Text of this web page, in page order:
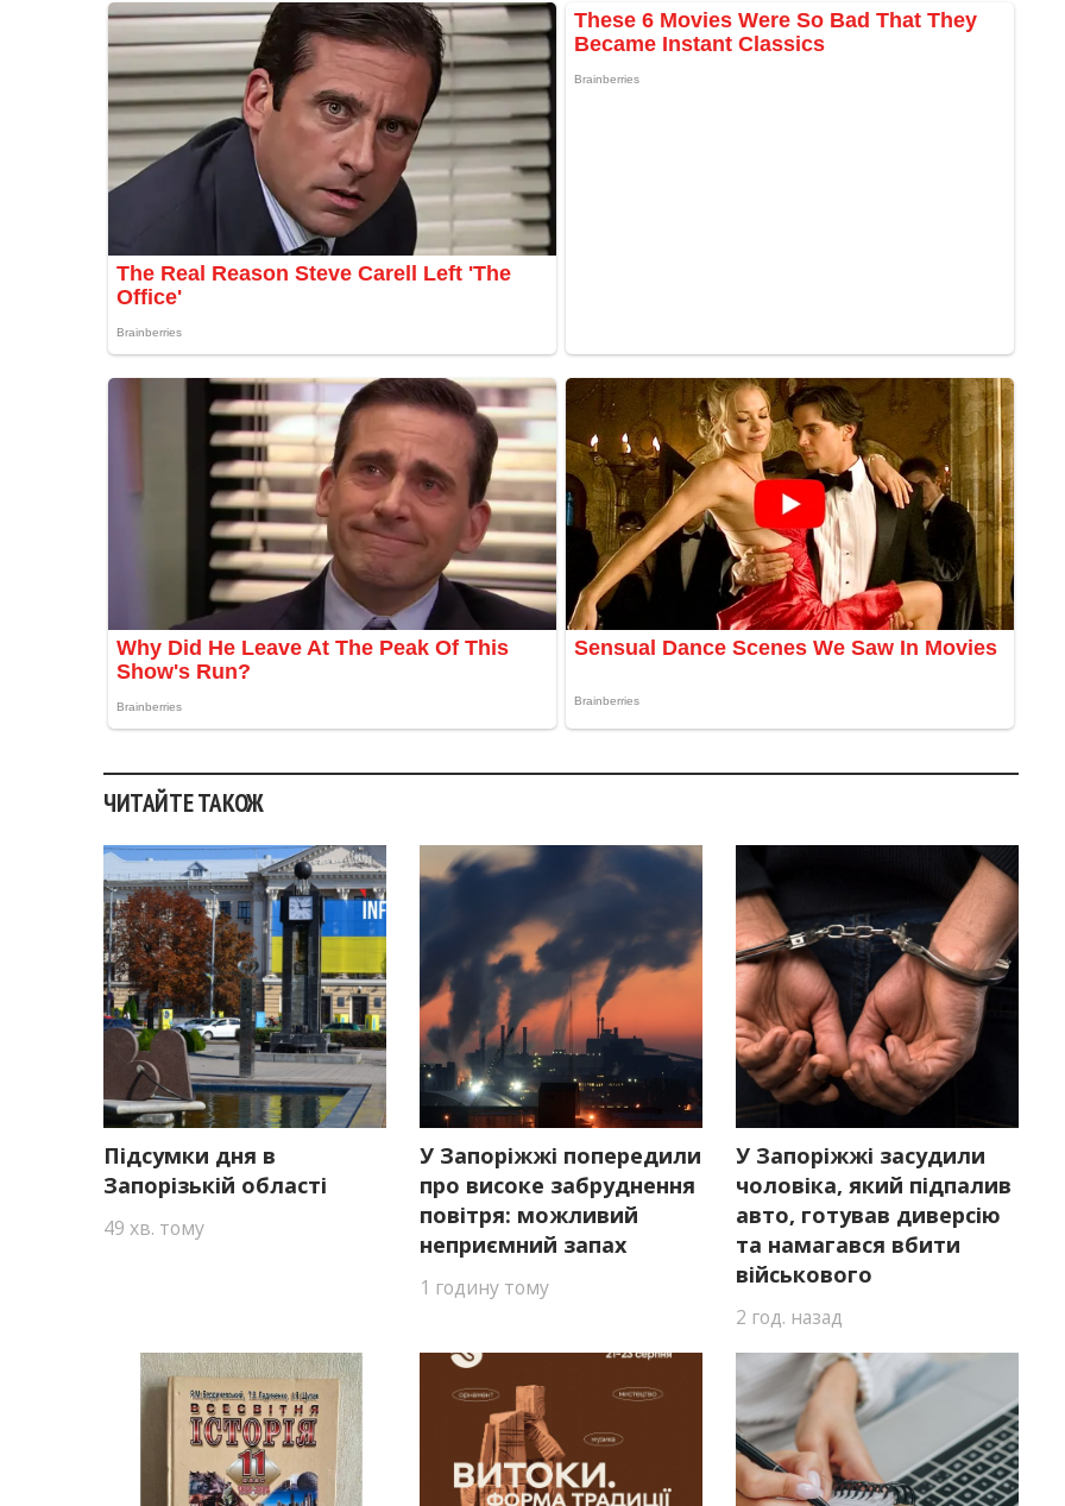
ЧИТАЙТЕ ТАКОЖ
Підсумки дня в
Запорізькій області
49 хв. тому
У Запоріжжі попередили
про високе забруднення
повітря: можливий
неприємний запах
1 годину тому
У Запоріжжі засудили
чоловіка, який підпалив
авто, готував диверсію
та намагався вбити
військового
2 год. назад